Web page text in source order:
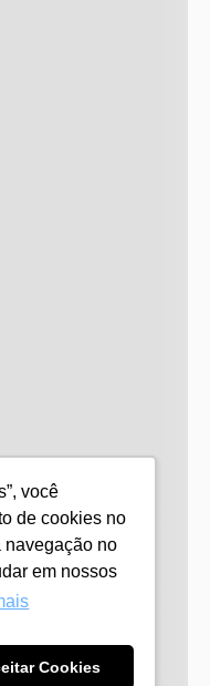
você
de cookies no
navegação no
em nossos
Cookies